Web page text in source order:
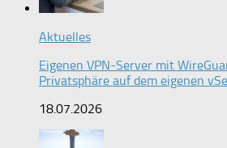
Aktuelles
Eigenen VPN-Server mit
Privatsphäre auf dem eigenen
18.07.2026